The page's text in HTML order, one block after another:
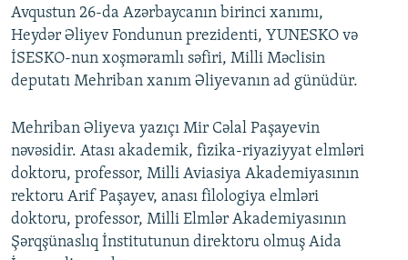
XƏBƏR BÜLLETENLƏRIMIZ
Avqustun 26-da Azərbaycanın birinci xanımı,
Heydər Əliyev Fondunun prezidenti, YUNESKO və
İSESKO-nun xoşməramlı səfiri, Milli Məclisin
deputatı Mehriban xanım Əliyevanın ad günüdür.
Mehriban Əliyeva yazıçı Mir Cəlal Paşayevin
nəvəsidir. Atası akademik, fizika-riyaziyyat elmləri
doktoru, professor, Milli Aviasiya Akademiyasının
rektoru Arif Paşayev, anası filologiya elmləri
doktoru, professor, Milli Elmlər Akademiyasının
Şərqşünaslıq İnstitutunun direktoru olmuş Aida